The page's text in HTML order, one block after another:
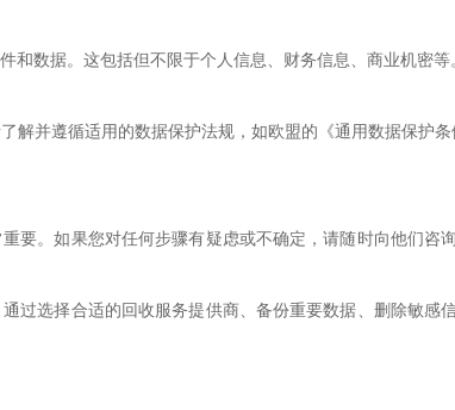
数据。这包括但不限于个人信息、财务信息、商业机密
解并遵循适用的数据保护法规，如欧盟的《通用数据保护
要。如果您对任何步骤有疑虑或不确定，请随时向他们
过选择合适的回收服务提供商、备份重要数据、删除敏